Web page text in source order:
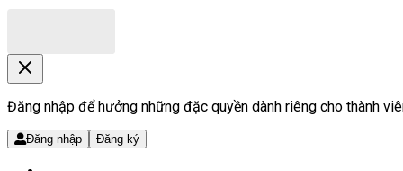
Đăng nhập để hưởng những đặc quyền dành riêng cho thành
Đăng nhập Đăng ký